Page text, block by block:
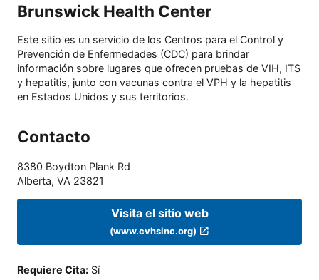
Brunswick Health Center
Este sitio es un servicio de los Centros para el Control y
Prevención de Enfermedades (CDC) para brindar
información sobre lugares que ofrecen pruebas de VIH, ITS
y hepatitis, junto con vacunas contra el VPH y la hepatitis
en Estados Unidos y sus territorios.
Contacto
8380 Boydton Plank Rd
Alberta, VA 23821
Visita el sitio web
(www.cvhsinc.org)
Requiere Cita: Sí